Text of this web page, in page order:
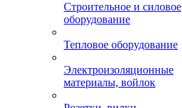
Строительное и силовое
оборудование
Тепловое оборудование
Электроизоляционные
материалы, войлок